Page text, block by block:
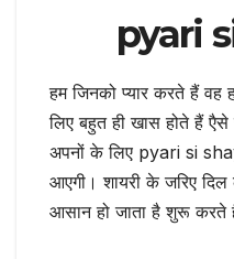
pyari
हम जिनको प्यार करते हैं वह
लिए बहुत ही खास होते हैं
अपनों के लिए pyari si
आएगी। शायरी के जरिए
आसान हो जाता है शुरू करते